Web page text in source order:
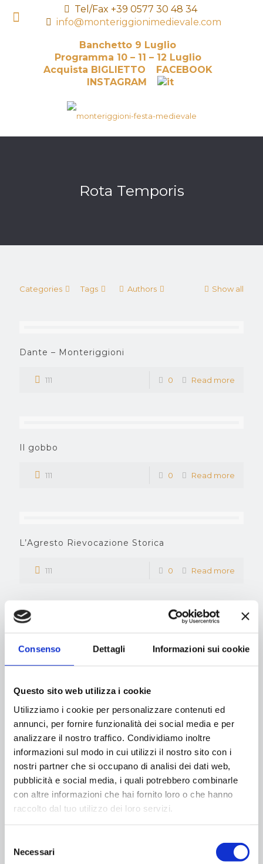
Consenso Dettagli Informazioni sui cookie
Questo sito web utilizza i cookie
Utilizziamo i cookie per personalizzare contenuti ed
annunci, per fornire funzionalità dei social media e per
analizzare il nostro traffico. Condividiamo inoltre
informazioni sul modo in cui utilizzi il nostro sito con i
nostri partner che si occupano di analisi dei dati web,
pubblicità e social media, i quali potrebbero combinarle
con altre informazioni che hai fornito loro o che hanno
raccolto dal tuo utilizzo dei loro servizi.
delNecessari
Tel/Fax +39 0577 30 48 34
info@monteriggionimedievale.com
Banchetto 9 Luglio
Programma 10 – 11 – 12 Luglio
Acquista BIGLIETTO
FACEBOOK
INSTAGRAM
Rota Temporis
Categories Tags Authors Show all
Dante – Monteriggioni
111 0 Read more
Il gobbo
111 0 Read more
L’Agresto Rievocazione Storica
111 0 Read more
e ASD Cast. Scalo
Prev page
1 2 3 4 5 6 7
Next page